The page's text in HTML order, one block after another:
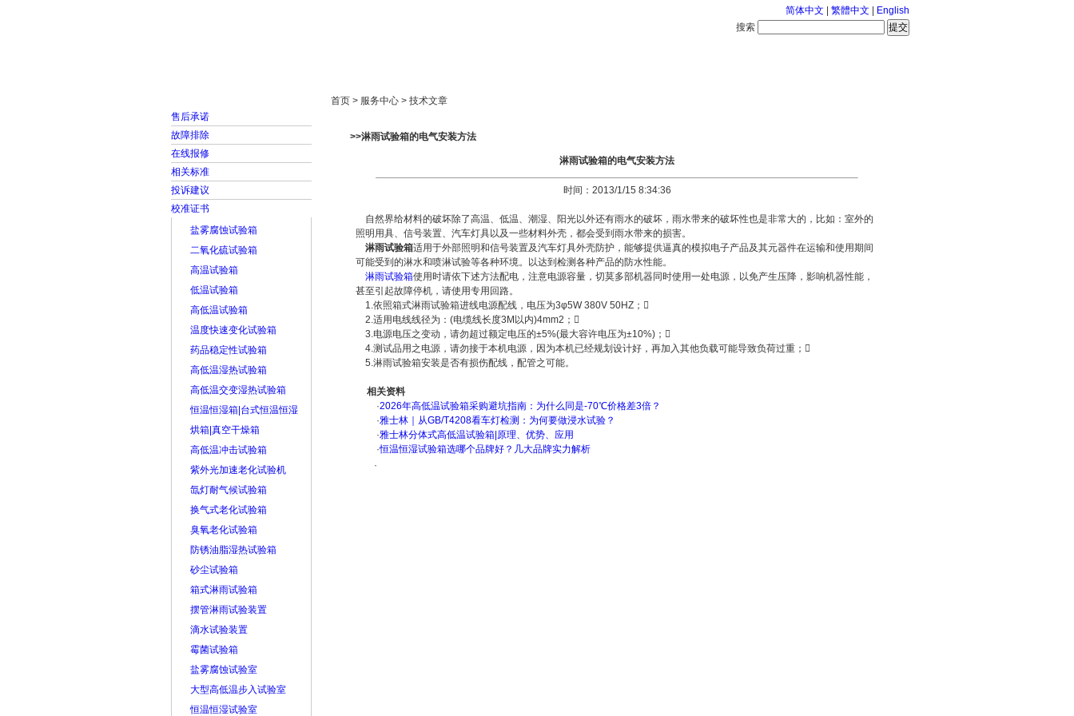
简体中文 繁體中文
English
搜索
售后承诺
故障排除
在线报修
相关标准
投诉建议
校准证书
盐雾腐蚀试验箱
二氧化硫试验箱
高温试验箱
低温试验箱
高低温试验箱
温度快速变化试验箱
药品稳定性试验箱
高低温湿热试验箱
高低温交变湿热试验箱
恒温恒湿箱|台式恒温恒湿
烘箱|真空干燥箱
高低温冲击试验箱
紫外光加速老化试验机
氙灯耐气候试验箱
换气式老化试验箱
臭氧老化试验箱
防锈油脂湿热试验箱
砂尘试验箱
箱式淋雨试验箱
摆管淋雨试验装置
滴水试验装置
霉菌试验箱
盐雾腐蚀试验室
大型高低温步入试验室
恒温恒湿试验室
首页 > 服务中心 > 技术文章
>>淋雨试验箱的电气安装方法
淋雨试验箱的电气安装方法
时间：2013/1/15 8:34:36
自然界给材料的破坏除了高温、低温、潮湿、阳光以外还有雨水的破坏，雨水带来的破坏性也是非常大的，比如：室外的
照明用具、信号装置、汽车灯具以及一些材料外壳，都会受到雨水带来的损害。
淋雨试验箱适用于外部照明和信号装置及汽车灯具外壳防护，能够提供逼真的模拟电子产品及其元器件在运输和使用期间
可能受到的淋水和喷淋试验等各种环境。以达到检测各种产品的防水性能。
淋雨试验箱使用时请依下述方法配电，注意电源容量，切莫多部机器同时使用一处电源，以免产生压降，影响机器性能，
甚至引起故障停机，请使用专用回路。
1.依照箱式淋雨试验箱进线电源配线，电压为3φ5W 380V 50HZ；
2.适用电线线径为：(电缆线长度3M以内)4mm2；
3.电源电压之变动，请勿超过额定电压的±5%(最大容许电压为±10%)；
4.测试品用之电源，请勿接于本机电源，因为本机已经规划设计好，再加入其他负载可能导致负荷过重；
5.淋雨试验箱安装是否有损伤配线，配管之可能。
相关资料
·2026年高低温试验箱采购避坑指南：为什么同是-70℃价格差3倍？
·雅士林｜从GB/T4208看车灯检测：为何要做浸水试验？
·雅士林分体式高低温试验箱|原理、优势、应用
·恒温恒湿试验箱选哪个品牌好？几大品牌实力解析
·